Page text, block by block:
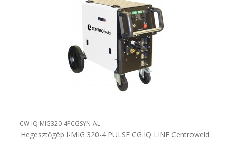
CW-IQIMIG320-4PCGSYN-AL
Hegesztőgép I-MIG 320-4 PULSE CG IQ LINE Centroweld